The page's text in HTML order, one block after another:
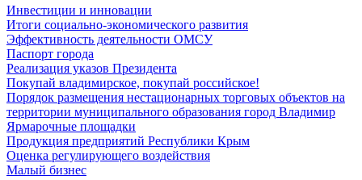
Инвестиции и инновации
Итоги социально-экономического развития
Эффективность деятельности ОМСУ
Паспорт города
Реализация указов Президента
Покупай владимирское, покупай российское!
Порядок размещения нестационарных торговых объектов на
территории муниципального образования город Владимир
Ярмарочные площадки
Продукция предприятий Республики Крым
Оценка регулирующего воздействия
Малый бизнес